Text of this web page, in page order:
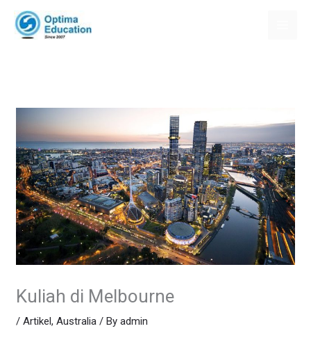
content
Kuliah di Melbourne
/Artikel,Australia / Byadmin